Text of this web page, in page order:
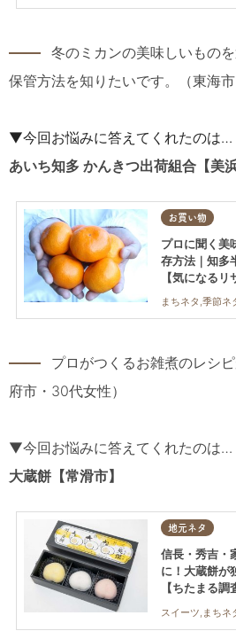
―― 冬のミカンの美味しいもの
保管方法を知りたいです。（東海市
▼今回お悩みに答えてくれたのは…
あいち知多 かんきつ出荷組合 【美
お買い物
プロに聞く美
存方法｜知多
【気になるリ
―― プロがつくるお雑煮のレシ
府市・30代女性）
▼今回お悩みに答えてくれたのは…
大蔵餅【常滑市】
地元ネタ
信長・秀吉・
に！大蔵餅が
【ちたまる調